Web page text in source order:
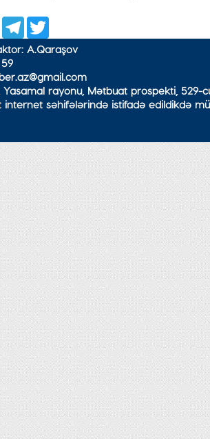
Messenger
Telegram
A.Qaraşov
59
Yasamal rayonu, Mətbuat prospekti,
internet səhifələrində istifadə edildikdə